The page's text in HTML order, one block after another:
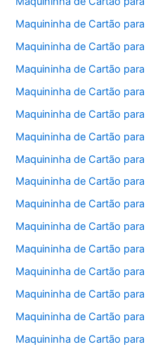
Maquininha de Cartão para
Maquininha de Cartão para
Maquininha de Cartão
Maquininha de Cartão para
Maquininha de Cartão
Maquininha de Cartão
Maquininha de Cartão
Maquininha de Cartão
Maquininha de Cartão
Maquininha de Cartão
Maquininha de Cartão
Maquininha de Cartão
Maquininha de Cartão
Maquininha de Cartão
Maquininha de Cartão